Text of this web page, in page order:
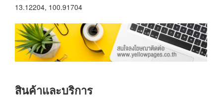
13.12204, 100.91704
สินค้าและบริการ